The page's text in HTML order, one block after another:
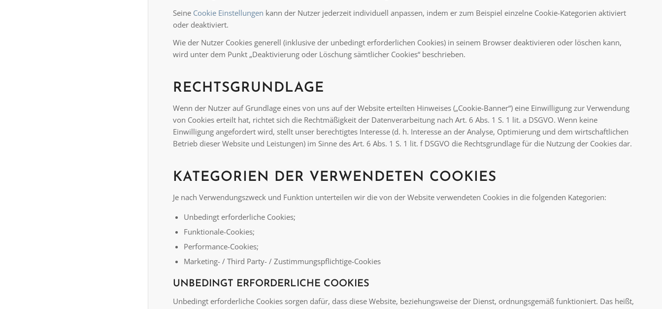
Seine Cookie Einstellungen kann der Nutzer jederzeit individuell anpassen, indem er zum Beispiel einzelne Cookie-Kategorien aktiviert
oder deaktiviert.
Wie der Nutzer Cookies generell (inklusive der unbedingt erforderlichen Cookies) in seinem Browser deaktivieren oder löschen kann,
wird unter dem Punkt „Deaktivierung oder Löschung sämtlicher Cookies“ beschrieben.
RECHTSGRUNDLAGE
Wenn der Nutzer auf Grundlage eines von uns auf der Website erteilten Hinweises („Cookie-Banner“) eine Einwilligung zur Verwendung
von Cookies erteilt hat, richtet sich die Rechtmäßigkeit der Datenverarbeitung nach Art. 6 Abs. 1 S. 1 lit. a DSGVO. Wenn keine
Einwilligung angefordert wird, stellt unser berechtigtes Interesse (d. h. Interesse an der Analyse, Optimierung und dem wirtschaftlichen
Betrieb dieser Website und Leistungen) im Sinne des Art. 6 Abs. 1 S. 1 lit. f DSGVO die Rechtsgrundlage für die Nutzung der Cookies dar.
KATEGORIEN DER VERWENDETEN COOKIES
Je nach Verwendungszweck und Funktion unterteilen wir die von der Website verwendeten Cookies in die folgenden Kategorien:
Unbedingt erforderliche Cookies;
Funktionale-Cookies;
Performance-Cookies;
Marketing- / Third Party- / Zustimmungspflichtige-Cookies
UNBEDINGT ERFORDERLICHE COOKIES
Unbedingt erforderliche Cookies sorgen dafür, dass diese Website, beziehungsweise der Dienst, ordnungsgemäß funktioniert. Das heißt,